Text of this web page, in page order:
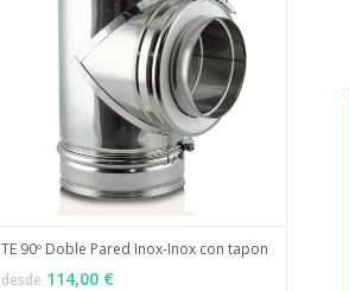
VER OPCIONES
TE 90º Doble Pared Inox-Inox con tapon
desde 114,00 €